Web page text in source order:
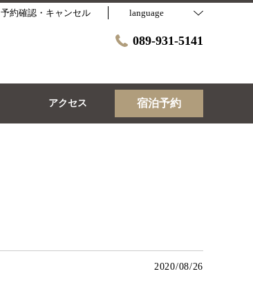
予約確認・キャンセル language
089-931-5141
アクセス 宿泊予約
2020/08/26